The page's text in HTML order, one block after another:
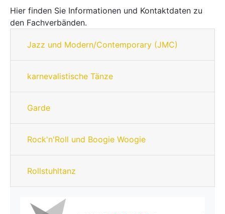
Hier finden Sie Informationen und Kontaktdaten zu
den Fachverbänden.
Jazz und Modern/Contemporary (JMC)
karnevalistische Tänze
Garde
Rock'n'Roll und Boogie Woogie
Rollstuhltanz